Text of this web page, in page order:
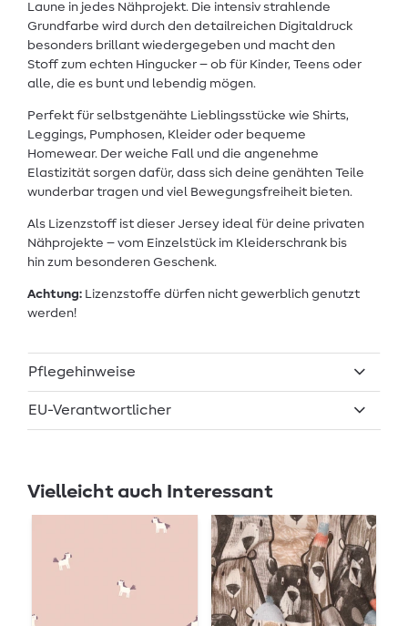
Laune in jedes Nähprojekt. Die intensiv strahlende
Grundfarbe wird durch den detailreichen Digitaldruck
besonders brillant wiedergegeben und macht den
Stoff zum echten Hingucker – ob für Kinder, Teens oder
alle, die es bunt und lebendig mögen.
Perfekt für selbstgenähte Lieblingsstücke wie Shirts,
Leggings, Pumphosen, Kleider oder bequeme
Homewear. Der weiche Fall und die angenehme
Elastizität sorgen dafür, dass sich deine genähten Teile
wunderbar tragen und viel Bewegungsfreiheit bieten.
Als Lizenzstoff ist dieser Jersey ideal für deine privaten
Nähprojekte – vom Einzelstück im Kleiderschrank bis
hin zum besonderen Geschenk.
Achtung: Lizenzstoffe dürfen nicht gewerblich genutzt
werden!
Pflegehinweise
EU-Verantwortlicher
Vielleicht auch Interessant